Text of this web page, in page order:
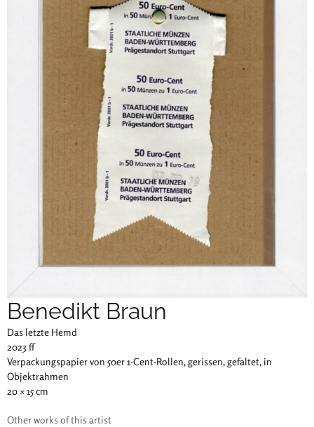
Benedikt Braun
Das letzte Hemd
2023 ff
Verpackungspapier von 50er 1-Cent-Rollen, gerissen, gefaltet, in
Objektrahmen
20 × 15 cm
Other works of this artist